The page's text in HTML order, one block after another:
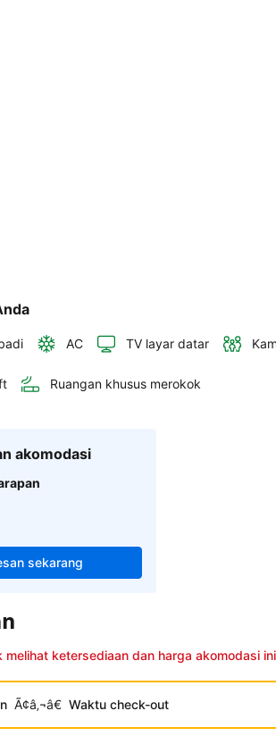
AC TV layar datar
Ruangan khusus merokok
akomodasi
sekarang
melihat ketersediaan dan harga akomodasi ini
Ã¢â‚¬â€ Waktu check-out